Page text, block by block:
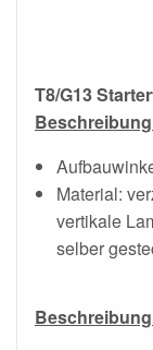
T8/G13
Material:
vertikale
selber